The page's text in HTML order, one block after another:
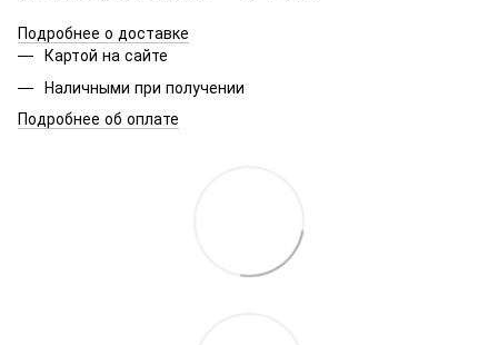
Подробнее о доставке
Картой на сайте
Наличными при получении
Подробнее об оплате